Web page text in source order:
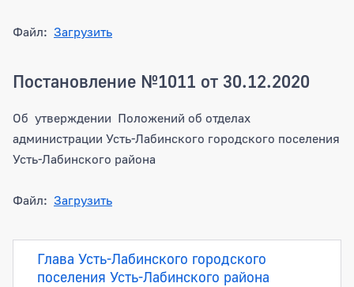
Файл: Загрузить
Постановление №1011 от 30.12.2020
Об утверждении Положений об отделах
администрации Усть-Лабинского городского поселения
Усть-Лабинского района
Файл: Загрузить
Подразделения
Глава Усть-Лабинского городского
поселения Усть-Лабинского района